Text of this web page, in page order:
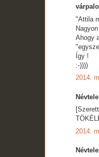
"Attila
Ahogy
Így !
:-))))
2014.
2014.